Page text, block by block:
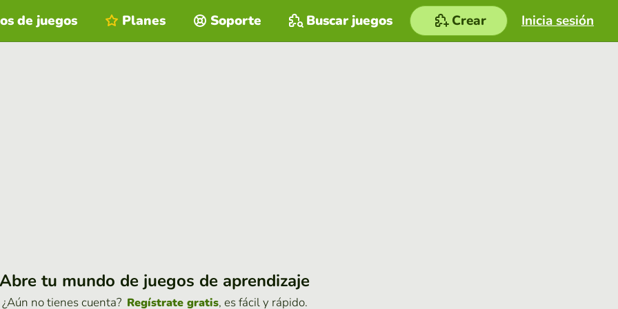
Inicia sesión
de juegos Planes Soporte Buscar juegos Crear
Abre tu mundo de juegos de aprendizaje
¿Aún no tienes cuenta? Regístrate gratis, es fácil y rápido.